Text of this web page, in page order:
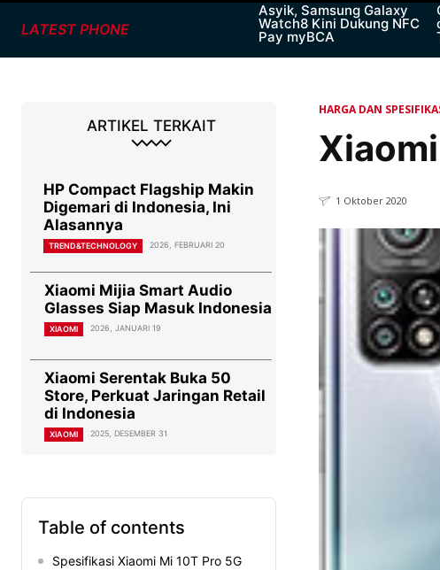
LATEST PHONE
Asyik, Samsung Galaxy
Watch8 Kini Dukung NFC
Pay myBCA
ARTIKEL TERKAIT
HP Compact Flagship Makin
Digemari di Indonesia, Ini
Alasannya
TREND&TECHNOLOGY 2026, FEBRUARI 20
Xiaomi Mijia Smart Audio
Glasses Siap Masuk Indonesia
XIAOMI 2026, JANUARI 19
Xiaomi Serentak Buka 50
Store, Perkuat Jaringan Retail
di Indonesia
XIAOMI 2025, DESEMBER 31
Table of contents
Spesifikasi Xiaomi Mi 10T Pro 5G
HARGA DAN
1 Oktober 2020